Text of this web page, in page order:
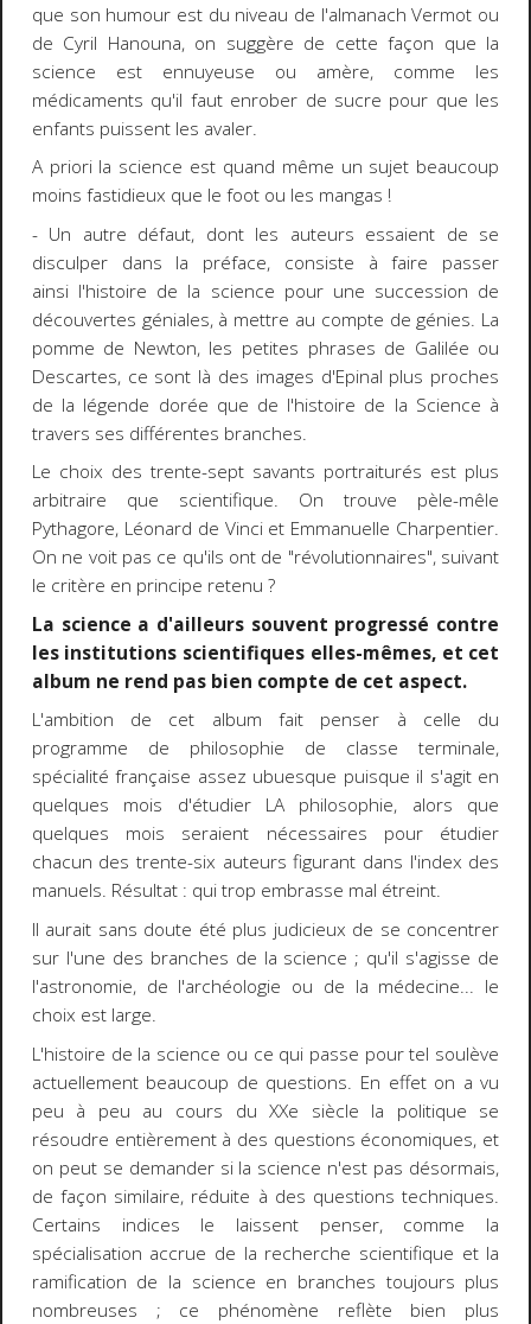
que son humour est du niveau de l'almanach Vermot ou
de Cyril Hanouna, on suggère de cette façon que la
science est ennuyeuse ou amère, comme les
médicaments qu'il faut enrober de sucre pour que les
enfants puissent les avaler.
A priori la science est quand même un sujet beaucoup
moins fastidieux que le foot ou les mangas !
- Un autre défaut, dont les auteurs essaient de se
disculper dans la préface, consiste à faire passer
ainsi l'histoire de la science pour une succession de
découvertes géniales, à mettre au compte de génies. La
pomme de Newton, les petites phrases de Galilée ou
Descartes, ce sont là des images d'Epinal plus proches
de la légende dorée que de l'histoire de la Science à
travers ses différentes branches.
Le choix des trente-sept savants portraiturés est plus
arbitraire que scientifique. On trouve pèle-mêle
Pythagore, Léonard de Vinci et Emmanuelle Charpentier.
On ne voit pas ce qu'ils ont de "révolutionnaires", suivant
le critère en principe retenu ?
La science a d'ailleurs souvent progressé contre
les institutions scientifiques elles-mêmes, et cet
album ne rend pas bien compte de cet aspect.
L'ambition de cet album fait penser à celle du
programme de philosophie de classe terminale,
spécialité française assez ubuesque puisque il s'agit en
quelques mois d'étudier LA philosophie, alors que
quelques mois seraient nécessaires pour étudier
chacun des trente-six auteurs figurant dans l'index des
manuels. Résultat : qui trop embrasse mal étreint.
Il aurait sans doute été plus judicieux de se concentrer
sur l'une des branches de la science ; qu'il s'agisse de
l'astronomie, de l'archéologie ou de la médecine... le
choix est large.
L'histoire de la science ou ce qui passe pour tel soulève
actuellement beaucoup de questions. En effet on a vu
peu à peu au cours du XXe siècle la politique se
résoudre entièrement à des questions économiques, et
on peut se demander si la science n'est pas désormais,
de façon similaire, réduite à des questions techniques.
Certains indices le laissent penser, comme la
spécialisation accrue de la recherche scientifique et la
ramification de la science en branches toujours plus
nombreuses ; ce phénomène reflète bien plus